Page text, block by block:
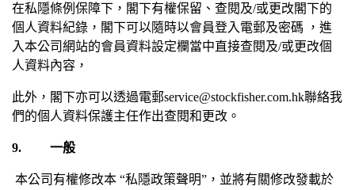
在私隱條例保障下，閣下有權保留、查閱及/或更改閣下的
個人資料紀錄，閣下可以隨時以會員登入電郵及密碼
，進
入本公司網站的會員資料設定欄當中直接查閱及/或更改個
人資料內容，
此外，閣下亦可以透過電郵service@stockfisher.com.hk聯絡我
們的個人資料保護主任作出查閱和更改。
9. 一般
本公司有權修改本 “私隱政策聲明” ，並將有關修改發載於